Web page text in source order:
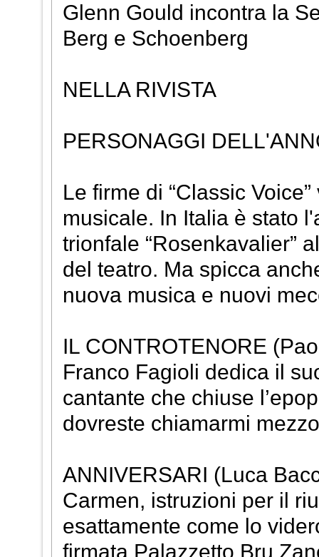
Glenn Gould incontra la
Berg e Schoenberg
NELLA RIVISTA
PERSONAGGI
Le firme di “Classic
musicale. In Italia è stato
trionfale “Rosenkavalier”
del teatro. Ma spicca
nuova musica e nuovi
IL CONTROTENORE
Franco Fagioli dedica il
cantante che chiuse
dovreste chiamarmi
ANNIVERSARI (Luca
Carmen, istruzioni per il
esattamente come lo
firmata Palazzetto Bru